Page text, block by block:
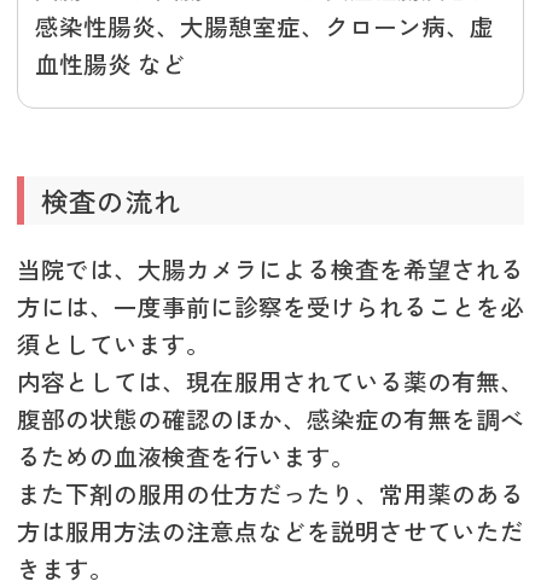
感染性腸炎、大腸憩室症、クローン病、虚
血性腸炎 など
検査の流れ
当院では、大腸カメラによる検査を希望される
方には、一度事前に診察を受けられることを必
須としています。
内容としては、現在服用されている薬の有無、
腹部の状態の確認のほか、感染症の有無を調べ
るための血液検査を行います。
また下剤の服用の仕方だったり、常用薬のある
方は服用方法の注意点などを説明させていただ
きます。